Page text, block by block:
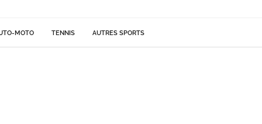
MOTO TENNIS AUTRES SPORTS